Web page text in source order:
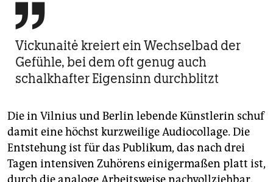

Vickunaitė kreiert ein Wechselbad der
Gefühle, bei dem oft genug auch
schalkhafter Eigensinn durchblitzt
Die in Vilnius und Berlin lebende Künstlerin schuf
damit eine höchst kurzweilige Audiocollage. Die
Entstehung ist für das Publikum, das nach drei
Tagen intensiven Zuhörens einigermaßen platt ist,